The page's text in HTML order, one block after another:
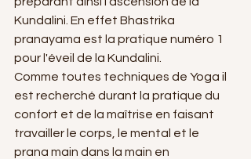
Kundalini. En effet Bhastrika
pranayama est la pratique numéro 1
pour l'éveil de la Kundalini.
Comme toutes techniques de Yoga il
est recherché durant la pratique du
confort et de la maîtrise en faisant
travailler le corps, le mental et le
prana main dans la main en